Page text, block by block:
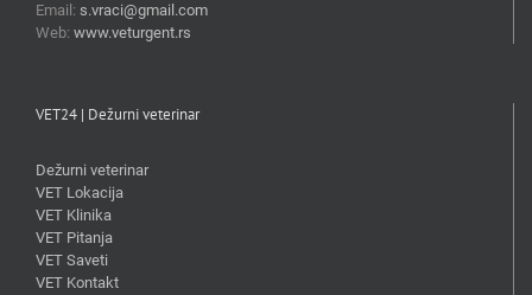
Email: s.vraci@gmail.com
Web: www.veturgent.rs
VET24 | Dežurni veterinar
Dežurni veterinar
VET Lokacija
VET Klinika
VET Pitanja
VET Saveti
VET Kontakt